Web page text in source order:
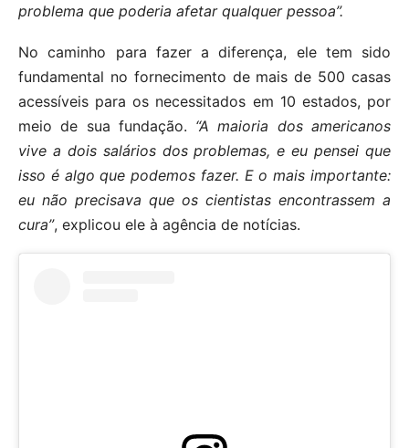
problema que poderia afetar qualquer pessoa”.
No caminho para fazer a diferença, ele tem sido
fundamental no fornecimento de mais de 500 casas
acessíveis para os necessitados em 10 estados, por
meio de sua fundação. “A maioria dos americanos
vive a dois salários dos problemas, e eu pensei que
isso é algo que podemos fazer. E o mais importante:
eu não precisava que os cientistas encontrassem a
cura”, explicou ele à agência de notícias.